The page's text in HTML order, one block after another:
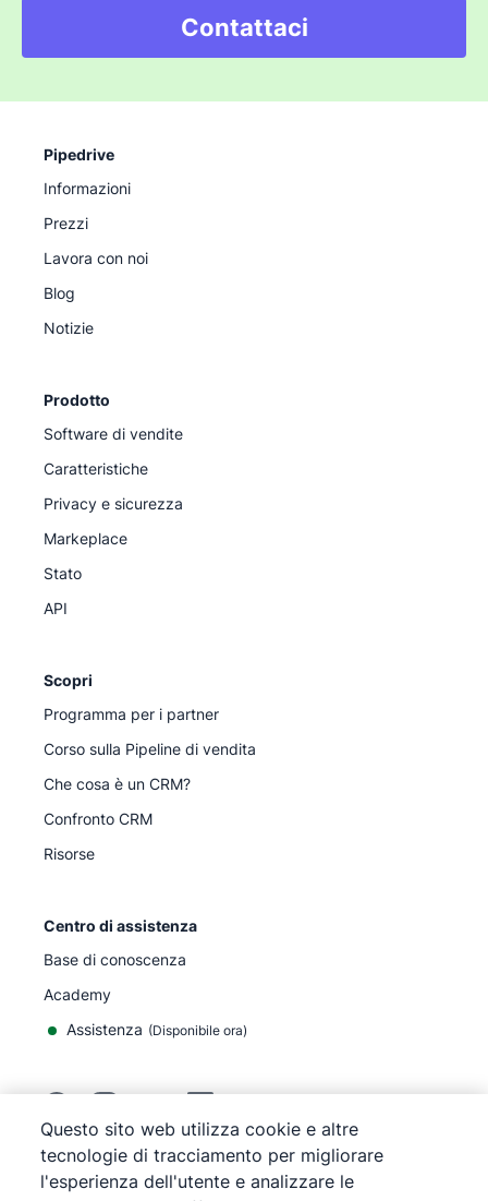
Contattaci
Pipedrive
Informazioni
Prezzi
Lavora con noi
Blog
Notizie
Prodotto
Software di vendite
Caratteristiche
Privacy e sicurezza
Markeplace
Stato
API
Scopri
Programma per i partner
Corso sulla Pipeline di vendita
Che cosa è un CRM?
Confronto CRM
Risorse
Centro di assistenza
Base di conoscenza
Academy
Assistenza (Disponibile ora)
©2026Pipedrive
Pipedrive
Termini di servizio
Questo sito web utilizza cookie e altre
tecnologie di tracciamento per migliorare
l'esperienza dell'utente e analizzare le